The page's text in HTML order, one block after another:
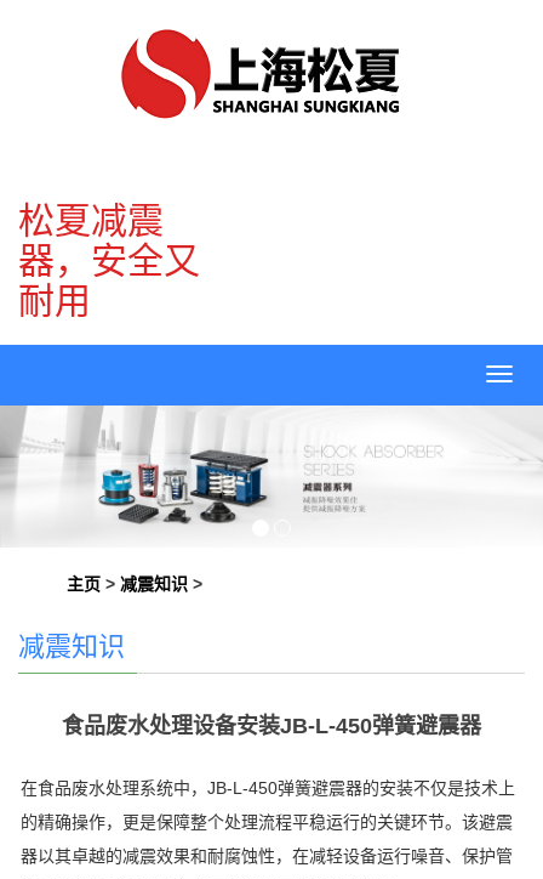
松夏减震
器，安全又
耐用
主页 > 减震知识 >
减震知识
食品废水处理设备安装JB-L-450弹簧避震器
在食品废水处理系统中，JB-L-450弹簧避震器的安装不仅是技术上
的精确操作，更是保障整个处理流程平稳运行的关键环节。该避震
器以其卓越的减震效果和耐腐蚀性，在减轻设备运行噪音、保护管